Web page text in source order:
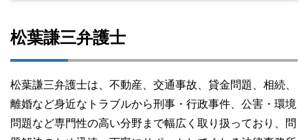
松葉謙三弁護士
松葉謙三弁護士は、不動産、交通事故、貸金問題、相続、
離婚など身近なトラブルから刑事・行政事件、公害・環境
問題など専門性の高い分野まで幅広く取り扱っており、問